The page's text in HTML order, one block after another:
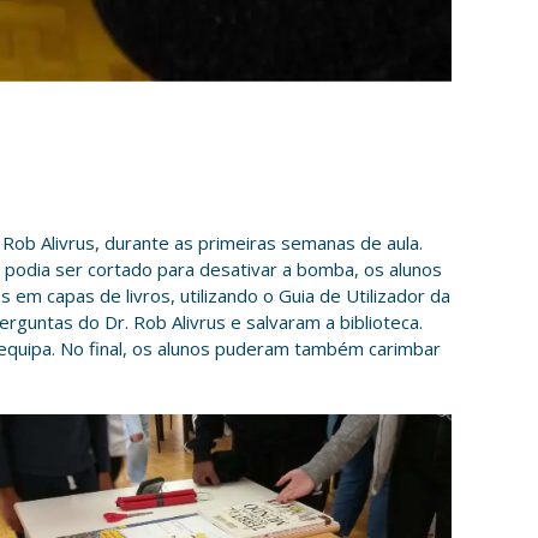
Alivrus, durante as primeiras semanas de aula.
ser cortado para desativar a bomba, os alunos
capas de livros, utilizando o Guia de Utilizador da
do Dr. Rob Alivrus e salvaram a biblioteca.
No final, os alunos puderam também carimbar